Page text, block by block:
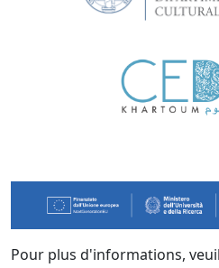
Pour plus d'informations,